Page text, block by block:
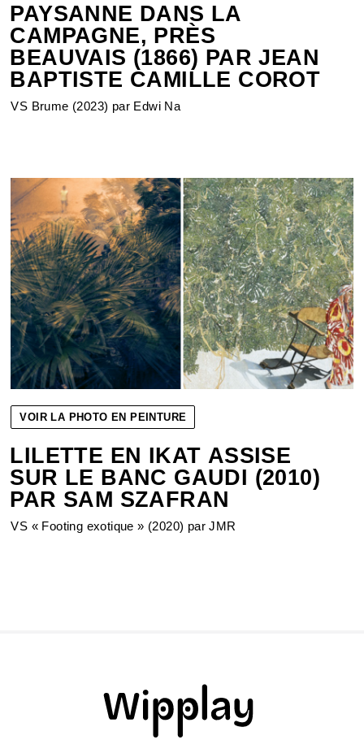
PAYSANNE DANS LA
CAMPAGNE, PRÈS
BEAUVAIS (1866) PAR JEAN
BAPTISTE CAMILLE COROT
VS Brume (2023) par Edwi Na
VOIR LA PHOTO EN PEINTURE
LILETTE EN IKAT ASSISE
SUR LE BANC GAUDI (2010)
PAR SAM SZAFRAN
VS « Footing exotique » (2020) par JMR